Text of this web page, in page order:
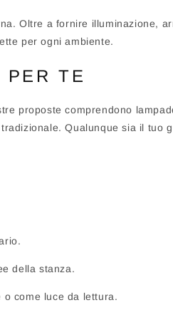
Oltre a fornire illuminazione,
per ogni ambiente.
PER TE
proposte comprendono
Qualunque sia il tuo
della stanza.
o come luce da lettura.